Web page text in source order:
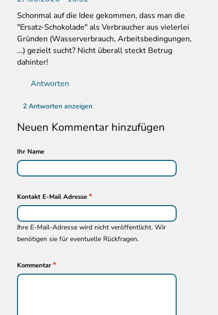
Schonmal auf die Idee gekommen, dass man die
"Ersatz-Schokolade" als Verbraucher aus vielerlei
Gründen (Wasserverbrauch, Arbeitsbedingungen,
...) gezielt sucht? Nicht überall steckt Betrug
dahinter!
Antworten
2 Antworten anzeigen
Neuen Kommentar hinzufügen
Ihr Name
Kontakt E-Mail Adresse
Ihre E-Mail-Adresse wird nicht veröffentlicht. Wir
benötigen sie für eventuelle Rückfragen.
Kommentar